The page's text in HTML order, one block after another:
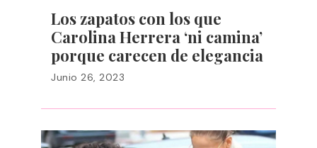
Los zapatos con los que
Carolina Herrera ‘ni camina’
porque carecen de elegancia
Junio 26, 2023